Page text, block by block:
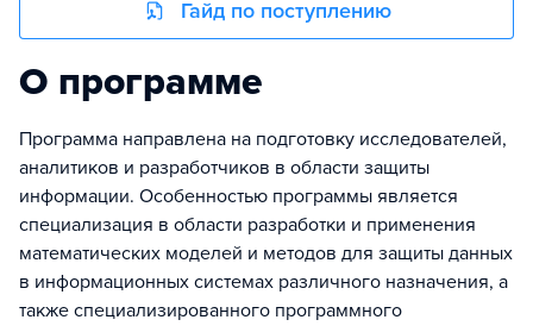
Гайд по поступлению
О программе
Программа направлена на подготовку исследователей,
аналитиков и разработчиков в области защиты
информации. Особенностью программы является
специализация в области разработки и применения
математических моделей и методов для защиты данных
в информационных системах различного назначения, а
также специализированного программного